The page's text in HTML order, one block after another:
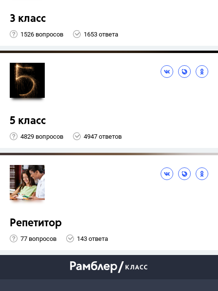
3 класс
1526 вопросов 1653 ответа
5 класс
4829 вопросов 4947 ответов
Репетитор
77 вопросов 143 ответа